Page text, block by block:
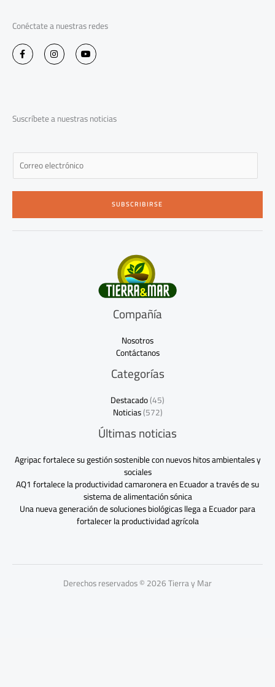
Conéctate a nuestras redes
F
a
c
-
f
I
n
s
m
Y
o
u
Suscríbete a nuestras noticias
E
a
i
*
SUBSCRIBIRSE
Compañía
Nosotros
Contáctanos
Categorías
Destacado(45)
Noticias(572)
Últimas noticias
Agripac fortalece su gestión sostenible con nuevos hitos ambientales y
sociales
AQ1 fortalece la productividad camaronera en Ecuador a través de su
sistema de alimentación sónica
Una nueva generación de soluciones biológicas llega a Ecuador para
fortalecer la productividad agrícola
Derechos reservados © 2026 Tierra y Mar